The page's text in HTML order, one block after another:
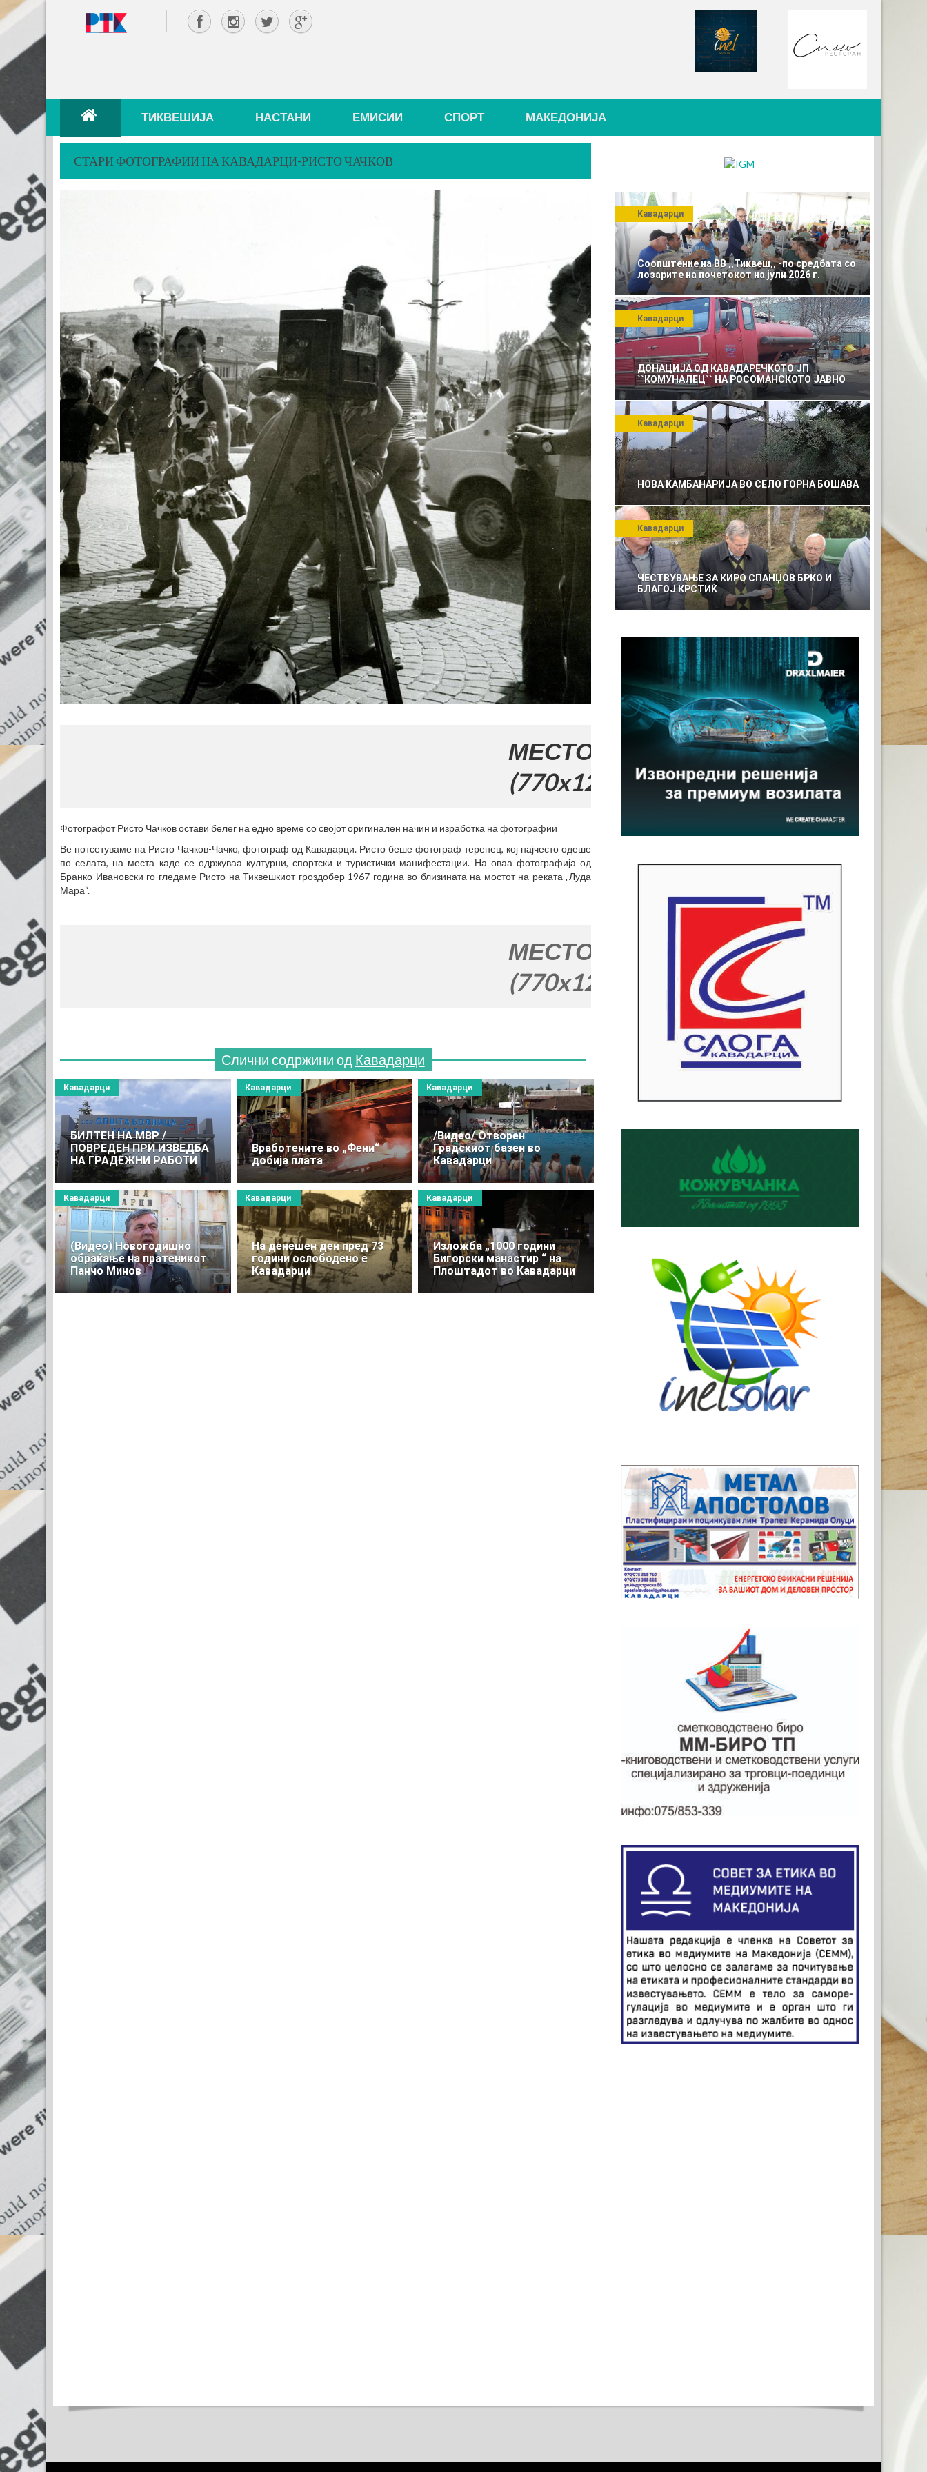
ТИКВЕШИЈА НАСТАНИ ЕМИСИИ СПОРТ МАКЕДОНИЈА
СТАРИ ФОТОГРАФИИ НА КАВАДАРЦИ-РИСТО ЧАЧКОВ
МЕСТО ЗА ВАШАТА РЕКЛАМА
(770x120)
Фотографот Ристо Чачков остави белег на едно време со својот оригинален начин и изработка на фотографии
Ве потсетуваме на Ристо Чачков-Чачко, фотограф од Кавадарци. Ристо беше фотограф теренец, кој најчесто одеше
по селата, на места каде се одржуваа културни, спортски и туристички манифестации. На оваа фотографија од
Бранко Ивановски го гледаме Ристо на Тиквешкиот гроздобер 1967 година во близината на мостот на реката „Луда
Мара“.
МЕСТО ЗА ВАШАТА РЕКЛАМА
(770x120)
Слични содржини од Кавадарци
БИЛТЕН НА МВР /
ПОВРЕДЕН ПРИ ИЗВЕДБА
НА ГРАДЕЖНИ РАБОТИ
Кавадарци
Вработените во „Фени“
добија плата
Кавадарци
/Видео/ Отворен
Градскиот базен во
Кавадарци
Кавадарци
(Видео) Новогодишно
обраќање на пратеникот
Панчо Минов
Кавадарци
На денешен ден пред 73
години ослободено е
Кавадарци
Кавадарци
Изложба „1000 години
Бигорски манастир “ на
Плоштадот во Кавадарци
Кавадарци
Соопштение на ВВ ,,Тиквеш,, -по средбата со
лозарите на почетокот на јули 2026 г.
Кавадарци
ДОНАЦИЈА ОД КАВАДАРЕЧКОТО ЈП
``КОМУНАЛЕЦ`` НА РОСОМАНСКОТО ЈАВНО
ПРЕТПРИЈАТИЕ ЗА КОМУНАЛНО УСЛУГИ
Кавадарци
НОВА КАМБАНАРИЈА ВО СЕЛО ГОРНА БОШАВА
Кавадарци
ЧЕСТВУВАЊЕ ЗА КИРО СПАНЏОВ БРКО И
БЛАГОЈ КРСТИЌ
Кавадарци